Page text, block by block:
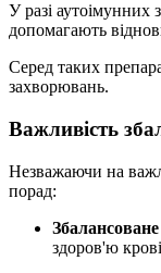
У разі аутоімунних
допомагають
Серед таких
захворювань.
Важливість
Незважаючи на
порад:
здоров'ю